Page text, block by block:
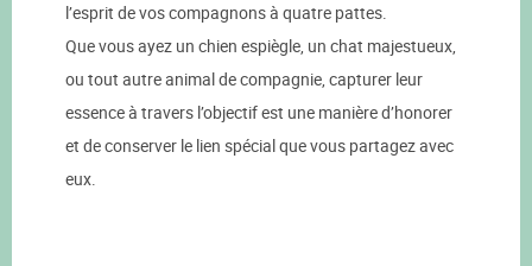
l’esprit de vos compagnons à quatre pattes.
Que vous ayez un chien espiègle, un chat majestueux,
ou tout autre animal de compagnie, capturer leur
essence à travers l’objectif est une manière d’honorer
et de conserver le lien spécial que vous partagez avec
eux.